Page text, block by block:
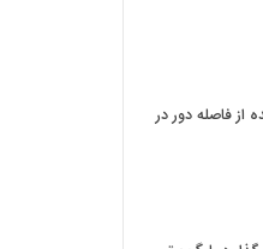
از فاصله دور در